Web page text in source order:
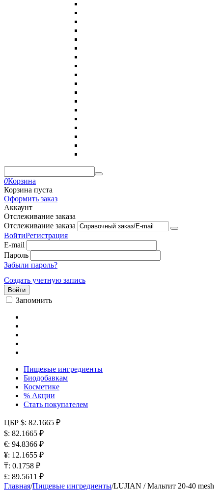
0Корзина
Корзина пуста
Оформить заказ
Аккаунт
Отслеживание заказа
Отслеживание заказа
ВойтиРегистрация
E-mail
Пароль
Забыли пароль?
Создать учетную запись
Войти
Запомнить
Пищевые ингредиенты
Биодобавкам
Косметике
% Акции
Стать покупателем
ЦБР $: 82.1665 ₽
$: 82.1665 ₽
€: 94.8366 ₽
¥: 12.1655 ₽
₸: 0.1758 ₽
£: 89.5611 ₽
Главная/Пищевые ингредиенты/LUJIAN / Мальтит 20-40 mesh